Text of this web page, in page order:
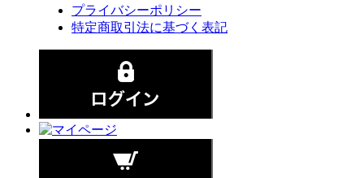
プライバシーポリシー
特定商取引法に基づく表記